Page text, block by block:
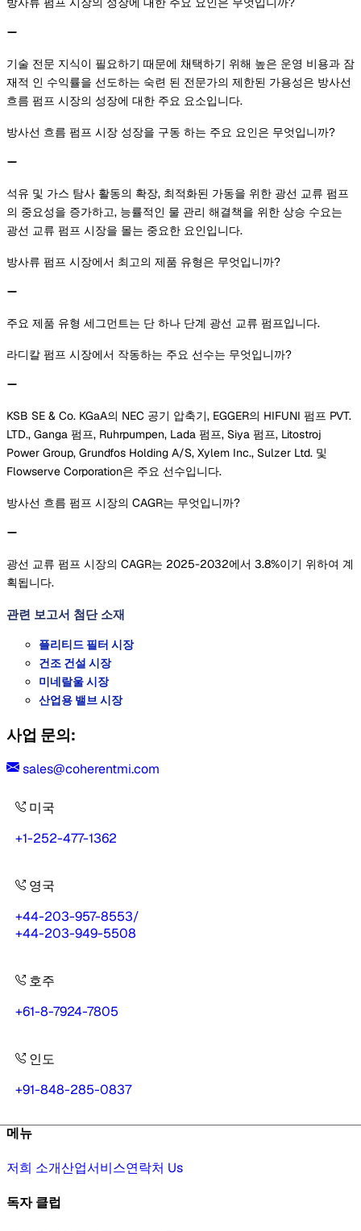
기술 전문 지식이 필요하기 때문에 채택하기 위해 높은 운영 비용과 잠
재적 인 수익률을 선도하는 숙련 된 전문가의 제한된 가용성은 방사선
흐름 펌프 시장의 성장에 대한 주요 요소입니다.
방사선 흐름 펌프 시장 성장을 구동 하는 주요 요인은 무엇입니까?
석유 및 가스 탐사 활동의 확장, 최적화된 가동을 위한 광선 교류 펌프
의 중요성을 증가하고, 능률적인 물 관리 해결책을 위한 상승 수요는
광선 교류 펌프 시장을 몰는 중요한 요인입니다.
방사류 펌프 시장에서 최고의 제품 유형은 무엇입니까?
주요 제품 유형 세그먼트는 단 하나 단계 광선 교류 펌프입니다.
라디칼 펌프 시장에서 작동하는 주요 선수는 무엇입니까?
KSB SE & Co. KGaA의 NEC 공기 압축기, EGGER의 HIFUNI 펌프 PVT.
LTD., Ganga 펌프, Ruhrpumpen, Lada 펌프, Siya 펌프, Litostroj
Power Group, Grundfos Holding A/S, Xylem Inc., Sulzer Ltd. 및
Flowserve Corporation은 주요 선수입니다.
방사선 흐름 펌프 시장의 CAGR는 무엇입니까?
광선 교류 펌프 시장의 CAGR는 2025-2032에서 3.8%이기 위하여 계
획됩니다.
관련 보고서 첨단 소재
플리티드 필터 시장
건조 건설 시장
미네랄울 시장
산업용 밸브 시장
사업 문의:
sales@coherentmi.com
미국
+1-252-477-1362
영국
+44-203-957-8553/
+44-203-949-5508
호주
+61-8-7924-7805
인도
+91-848-285-0837
메뉴
저희 소개산업서비스연락처 Us
독자 클럽